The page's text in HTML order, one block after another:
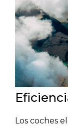
Los coches